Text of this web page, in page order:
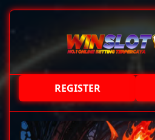
REGISTER